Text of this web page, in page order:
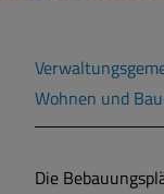
Zahlen
Wohnen und
Die